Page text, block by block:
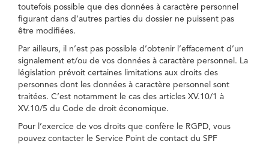
toutefois possible que des données à caractère personnel
figurant dans d’autres parties du dossier ne puissent pas
être modifiées.
Par ailleurs, il n’est pas possible d’obtenir l’effacement d’un
signalement et/ou de vos données à caractère personnel. La
législation prévoit certaines limitations aux droits des
personnes dont les données à caractère personnel sont
traitées. C’est notamment le cas des articles XV.10/1 à
XV.10/5 du Code de droit économique.
Pour l’exercice de vos droits que confère le RGPD, vous
pouvez contacter le Service Point de contact du SPF